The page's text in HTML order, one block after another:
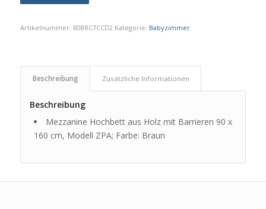
Artikelnummer: B08RC7CCD2 Kategorie: Babyzimmer
Beschreibung Zusätzliche Informationen
Beschreibung
Mezzanine Hochbett aus Holz mit Barrieren 90 x
160 cm, Modell ZPA; Farbe: Braun